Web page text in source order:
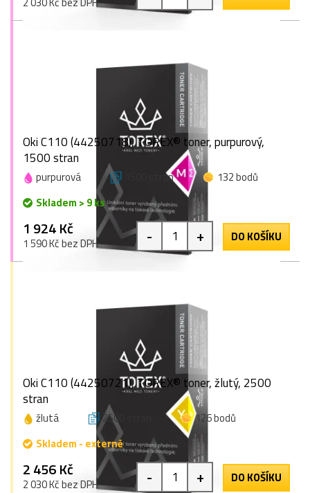
Oki C110 (44250718), TOREX® toner, purpurový,
1500 stran
purpurová 1500 stran
132 bodů
Skladem > 9 ks
1 924 Kč
1 590 Kč bez DPH - + DO KOŠÍKU
Oki C110 (44250721), TOREX® toner, žlutý, 2500
stran
žlutá 2500 stran
126 bodů
Skladem - externě
2 456 Kč
2 030 Kč bez DPH - + DO KOŠÍKU